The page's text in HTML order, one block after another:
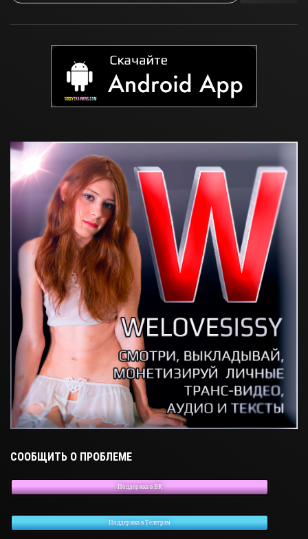
СООБЩИТЬ О ПРОБЛЕМЕ
Поддержка в ВК
Поддержка в Телеграм